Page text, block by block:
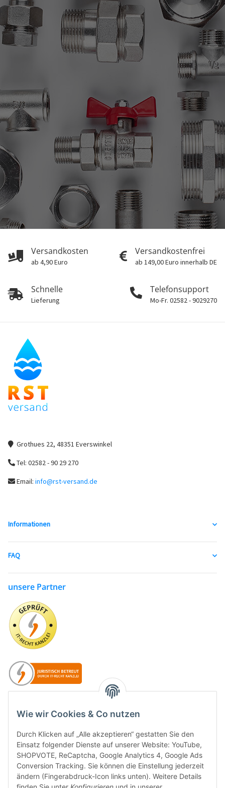
Wie wir Cookies & Co nutzen
Durch Klicken auf „Alle akzeptieren“ gestatten Sie den
Einsatz folgender Dienste auf unserer Website: YouTube,
SHOPVOTE, ReCaptcha, Google Analytics 4, Google Ads
Conversion Tracking. Sie können die Einstellung jederzeit
ändern (Fingerabdruck-Icon links unten). Weitere Details
Versandkosten
ab 4,90 Euro
Versandkostenfrei
ab 149,00 Euro innerhalb DE
Schnelle
Lieferung
Telefonsupport
Mo-Fr. 02582 - 9029270
Grothues 22, 48351 Everswinkel
Tel: 02582 - 90 29 270
Email: info@rst-versand.de
Informationen
FAQ
unsere Partner